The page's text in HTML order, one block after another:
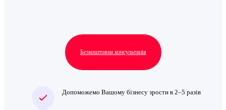
Допоможемо Вашому бізнесу зрости в 2–5 разів
Безкоштовна консультація